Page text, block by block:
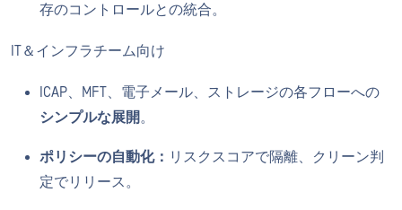
存のコントロールとの統合。
IT＆インフラチーム向け
ICAP、MFT、電子メール、ストレージの各フローへの
シンプルな展開。
ポリシーの自動化： リスクスコアで隔離、クリーン判
定でリリース。